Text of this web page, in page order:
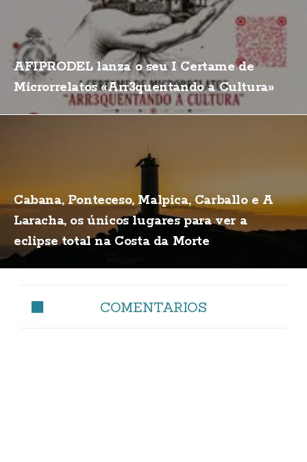
AFIPRODEL lanza o seu I Certame de
Microrrelatos «Arr3quentando a Cultura»
Cabana, Ponteceso, Malpica, Carballo e A
Laracha, os únicos lugares para ver a
eclipse total na Costa da Morte
COMENTARIOS